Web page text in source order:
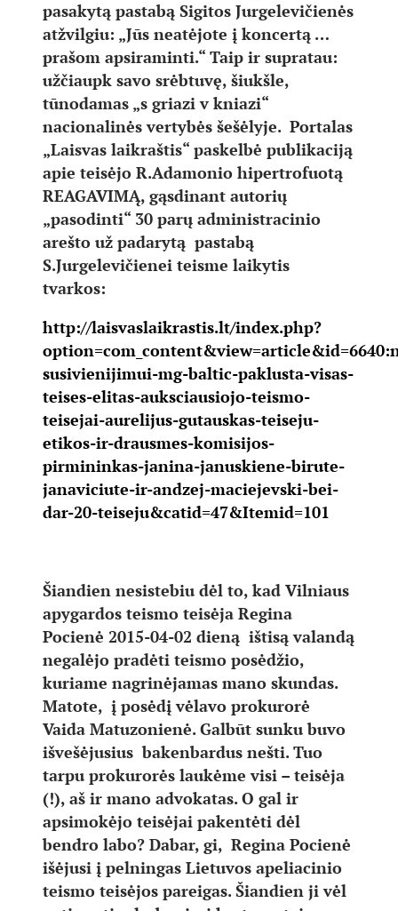
pasakytą pastabą Sigitos Jurgelevičienės
atžvilgiu: „Jūs neatėjote į koncertą …
prašom apsiraminti.“ Taip ir supratau:
užčiaupk savo srėbtuvę, šiukšle,
tūnodamas „s griazi v kniazi“
nacionalinės vertybės šešėlyje. Portalas
„Laisvas laikraštis“ paskelbė publikaciją
apie teisėjo R.Adamonio hipertrofuotą
REAGAVIMĄ, gąsdinant autorių
„pasodinti“ 30 parų administracinio
arešto už padarytą pastabą
S.Jurgelevičienei teisme laikytis
tvarkos:
http://laisvaslaikrastis.lt/index.php?
susivienijimui-mg-baltic-paklusta-visas-
teises-elitas-auksciausiojo-teismo-
teisejai-aurelijus-gutauskas-teiseju-
etikos-ir-drausmes-komisijos-
pirmininkas-janina-januskiene-birute-
janaviciute-ir-andzej-maciejevski-bei-
dar-20-teiseju&catid=47&Itemid=101
Šiandien nesistebiu dėl to, kad Vilniaus
apygardos teismo teisėja Regina
Pocienė 2015-04-02 dieną ištisą valandą
negalėjo pradėti teismo posėdžio,
kuriame nagrinėjamas mano skundas.
Matote, į posėdį vėlavo prokurorė
Vaida Matuzonienė. Galbūt sunku buvo
išvešėjusius bakenbardus nešti. Tuo
tarpu prokurorės laukėme visi – teisėja
(!), aš ir mano advokatas. O gal ir
apsimokėjo teisėjai pakentėti dėl
bendro labo? Dabar, gi, Regina Pocienė
išėjusi į pelningas Lietuvos apeliacinio
teismo teisėjos pareigas. Šiandien ji vėl